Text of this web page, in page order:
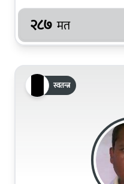
२८७ मत
स्वतन्त्र